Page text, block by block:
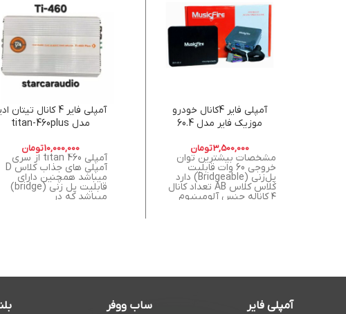
آمپلی فایر 4کانال خودرو
موزیک فایر مدل 60.4
3,500,000تومان
مشخصات بیشترین توان
خروجی 60 وات قابلیت
پل‌زنی (Bridgeable) دارد
کلاس کلاس AB تعداد کانال
۴ کاناله جنس آلومینیوم
آمپلی فایر 4 کانال تیتان
مدل titan-460plus
10,000,000تومان
آمپلی titan 460 از سری
آمپلی های جذاب کلاس D
میباشد همچنین دارای
قابلیت پل زنی (bridge)
میباشد که در
آمپلی فایر ساب ووفر